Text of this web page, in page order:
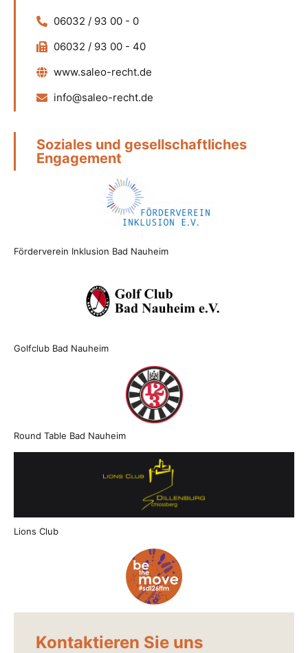
06032 / 93 00 - 0
06032 / 93 00 - 40
www.saleo-recht.de
info@saleo-recht.de
Soziales und gesellschaftliches
Engagement
Förderverein Inklusion Bad Nauheim
Golfclub Bad Nauheim
Round Table Bad Nauheim
Lions Club
Kontaktieren Sie uns